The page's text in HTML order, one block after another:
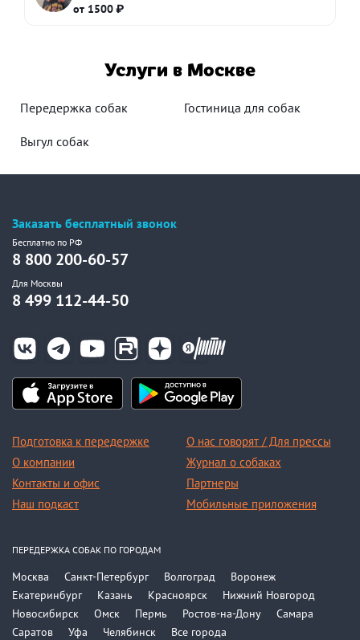
от 1500 ₽
Услуги в Москве
Передержка собак Гостиница для собак
Выгул собак
Заказать бесплатный звонок
Бесплатно по РФ
8 800 200-60-57
Для Москвы
8 499 112-44-50
Подготовка к передержке
О компании
Контакты и офис
Наш подкаст
О нас говорят / Для прессы
Журнал о собаках
Партнеры
Мобильные приложения
ПЕРЕДЕРЖКА СОБАК ПО ГОРОДАМ
Москва Санкт-Петербург Волгоград
Воронеж
Екатеринбург
Казань Красноярск
Нижний Новгород
Новосибирск
Омск Пермь Ростов-на-Дону
Самара
Саратов
Уфа Челябинск Все города